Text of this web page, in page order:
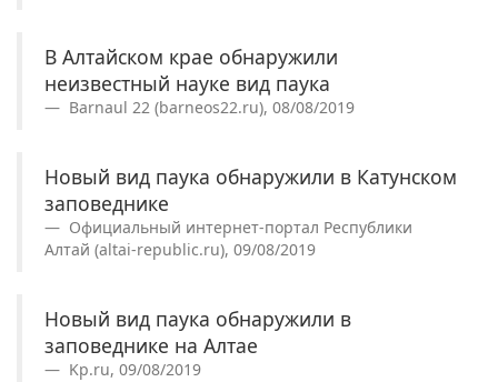
В Алтайском крае обнаружили
неизвестный науке вид паука
Barnaul 22 (barneos22.ru), 08/08/2019
Новый вид паука обнаружили в Катунском
заповеднике
Официальный интернет-портал Республики
Алтай (altai-republic.ru), 09/08/2019
Новый вид паука обнаружили в
заповеднике на Алтае
Kp.ru, 09/08/2019